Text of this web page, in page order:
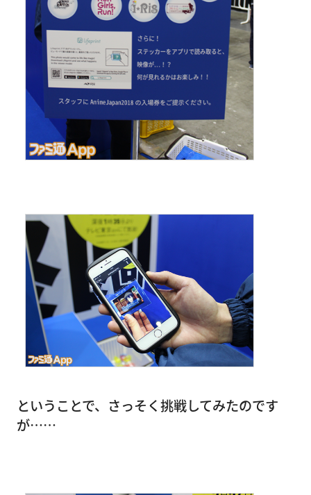
ということで、さっそく挑戦してみたのです
が……